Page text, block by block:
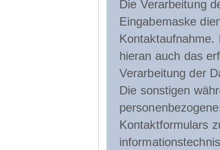
Die Verarbeitung
Eingabemaske
hieran auch das
Verarbeitung der
Die sonstigen
Kontaktformulars